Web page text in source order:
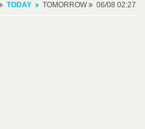
TODAY TOMORROW 06/08 02:27